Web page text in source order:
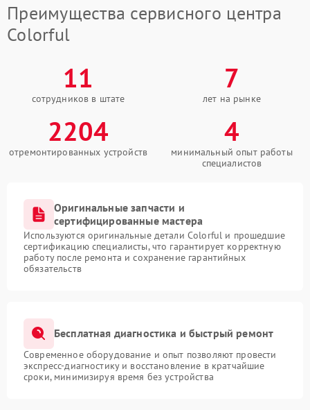
Преимущества сервисного центра
Colorful
11
сотрудников в штате
7
лет на рынке
2204
отремонтированных устройств
4
минимальный опыт работы
специалистов
Оригинальные запчасти и
сертифицированные мастера
Используются оригинальные детали Colorful и прошедшие
сертификацию специалисты, что гарантирует корректную
работу после ремонта и сохранение гарантийных
обязательств
Бесплатная диагностика и быстрый ремонт
Современное оборудование и опыт позволяют провести
экспресс-диагностику и восстановление в кратчайшие
сроки, минимизируя время без устройства